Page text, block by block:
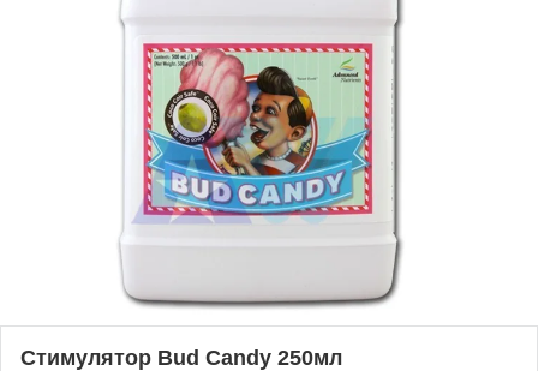
Стимулятор Bud Candy 250мл